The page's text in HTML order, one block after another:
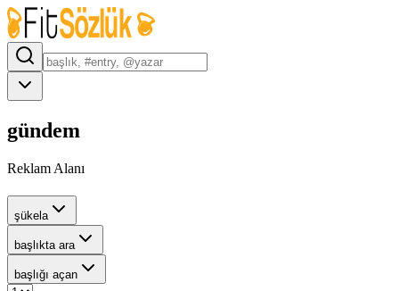
gündem
Reklam Alanı
şükela
başlıkta ara
başlığı açan